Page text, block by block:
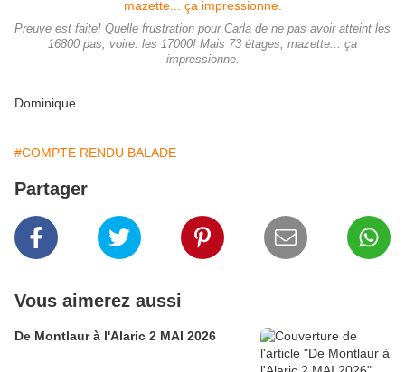
Preuve est faite! Quelle frustration pour Carla de ne pas avoir atteint les
16800 pas, voire: les 17000! Mais 73 étages, mazette... ça
impressionne.
Dominique
#COMPTE RENDU BALADE
Partager
Vous aimerez aussi
De Montlaur à l'Alaric 2 MAI 2026